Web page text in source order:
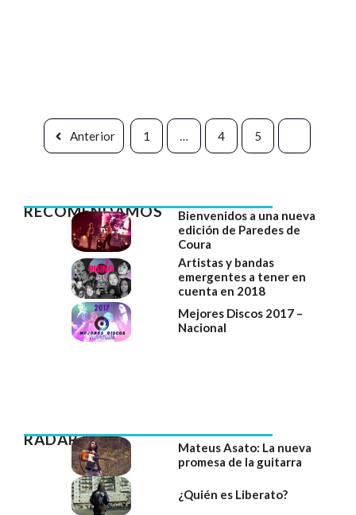
Anterior 1 … 4 5
RECOMENDAMOS
Bienvenidos a una nueva
edición de Paredes de
Coura
Artistas y bandas
emergentes a tener en
cuenta en 2018
Mejores Discos 2017 –
Nacional
RADAR
Mateus Asato: La nueva
promesa de la guitarra
¿Quién es Liberato?